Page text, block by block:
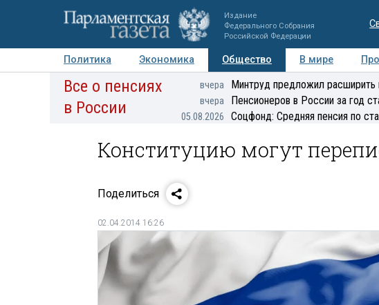
Издание
Федерального Собрания
Российской Федерации
Политика Экономика Общество В мире
Авторы Персоны Мнения Регионы
Все о пенсиях
в России
вчера Минтруд предложил расширить
вчера Пенсионеров в России за год
05.08.2026 Соцфонд: Средняя пенсия по
Конституцию могут
Поделиться
02.04.2014 16:26